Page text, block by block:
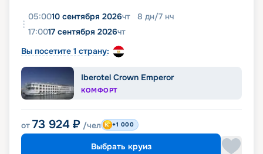
05:0010 сентября 2026чт 8 дн/7 нч
17:0017 сентября 2026чт
Вы посетите 1 страну:
Iberotel Crown Emperor
КОМФОРТ
от 73 924 ₽ /чел +1 000
Выбрать круиз